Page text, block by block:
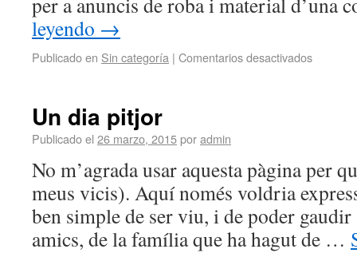
leyendo →
Publicado en Sin categoría | Comentarios desactivados
Un dia pitjor
Publicado el 26 marzo, 2015poradmin
No m’agrada usar aquesta pàgina per
meus vicis). Aquí només voldria
ben simple de ser viu, i de poder
amics, de la família que ha hagut de …